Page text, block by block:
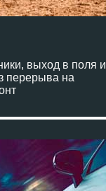
выход в поля и
перерыва на